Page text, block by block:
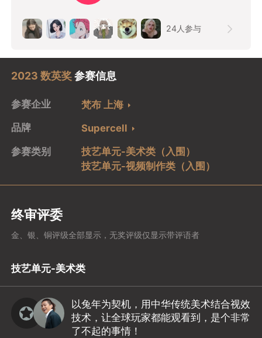
24人参与
2023 数英奖参赛信息
参赛企业
梵布 上海
品牌
Supercell
参赛类别
技艺单元-美术类（入围）
技艺单元-视频制作类（入围）
终审评委
金、银、铜评级全部显示，无奖评级仅显示带评语者
技艺单元-美术类
以兔年为契机，用中华传统美术结合视效
技术，让全球玩家都能观看到，是个非常
了不起的事情！